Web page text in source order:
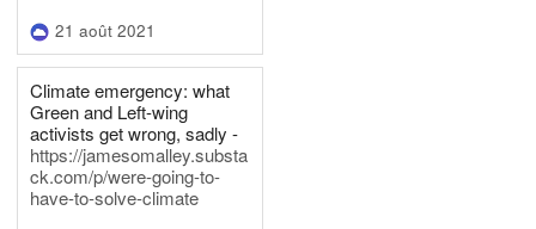
21 août 2021
Climate emergency: what
Green and Left-wing
activists get wrong, sadly -
https://jamesomalley.substa
ck.com/p/were-going-to-
have-to-solve-climate